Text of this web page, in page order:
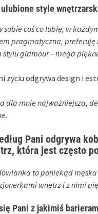
style
sobie coś co lubię, w
pragmatyczna,
glamour – mega
życiu odgrywa design i
dla mnie najważniejsza,
Pani odgrywa
która jest często
to poniekąd
wnętrz i z nimi
Pani z jakimiś